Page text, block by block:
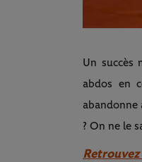
Un succès
abdos en
abandonne
? On ne le